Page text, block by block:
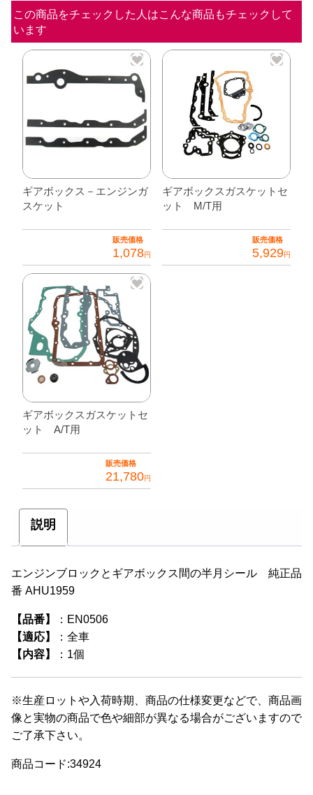
(メ
タ
ル
ー
ト
付
き）
個
この商品をチェックした人はこんな商品もチェックして
います
ギアボックス－エンジンガ
スケット
販売価格
1,078円
ギアボックスガスケットセ
ット M/T用
販売価格
5,929円
ギアボックスガスケットセ
ット A/T用
販売価格
21,780円
説明
エンジンブロックとギアボックス間の半月シール 純正品
番 AHU1959
【品番】
：EN0506
【適応】
：全車
【内容】
：1個
※生産ロットや入荷時期、商品の仕様変更などで、商品画
像と実物の商品で色や細部が異なる場合がございますので
ご了承下さい。
商品コード:34924